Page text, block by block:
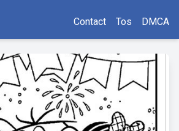
Contact Tos DMCA